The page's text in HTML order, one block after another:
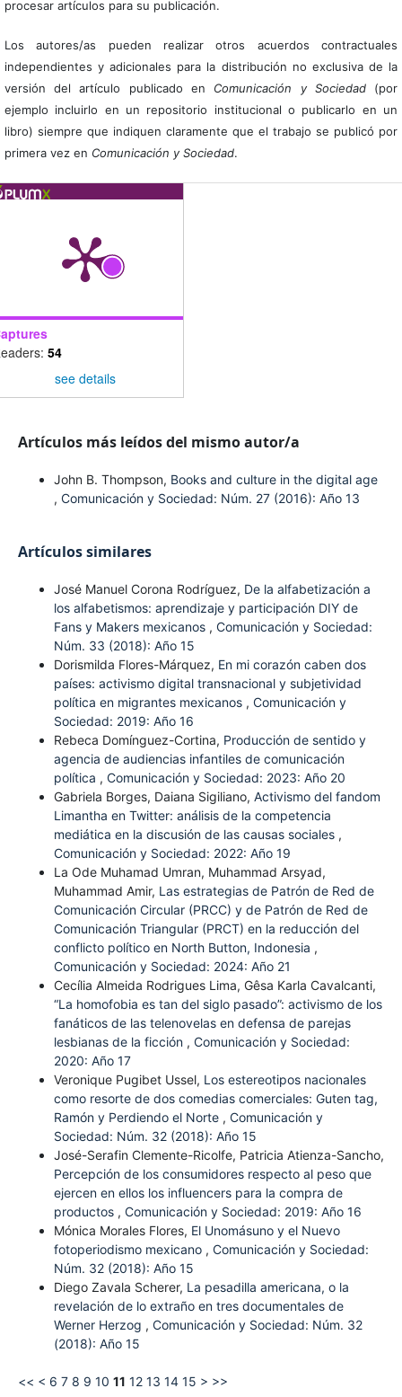
procesar artículos para su publicación.
Los autores/as pueden realizar otros acuerdos contractuales
independientes y adicionales para la distribución no exclusiva de la
versión del artículo publicado en Comunicación y Sociedad(por
ejemplo incluirlo en un repositorio institucional o publicarlo en un
libro) siempre que indiquen claramente que el trabajo se publicó por
primera vez en Comunicación y Sociedad.
54
see details
Artículos más leídos del mismo autor/a
John B. Thompson, Books and culture in the digital age
, Comunicación y Sociedad: Núm. 27 (2016): Año 13
Artículos similares
José Manuel Corona Rodríguez, De la alfabetización a
los alfabetismos: aprendizaje y participación DIY de
Fans y Makers mexicanos , Comunicación y Sociedad:
Núm. 33 (2018): Año 15
Dorismilda Flores-Márquez, En mi corazón caben dos
países: activismo digital transnacional y subjetividad
política en migrantes mexicanos , Comunicación y
Sociedad: 2019: Año 16
Rebeca Domínguez-Cortina, Producción de sentido y
agencia de audiencias infantiles de comunicación
política , Comunicación y Sociedad: 2023: Año 20
Gabriela Borges, Daiana Sigiliano, Activismo del fandom
Limantha en Twitter: análisis de la competencia
mediática en la discusión de las causas sociales ,
Comunicación y Sociedad: 2022: Año 19
La Ode Muhamad Umran, Muhammad Arsyad,
Muhammad Amir, Las estrategias de Patrón de Red de
Comunicación Circular (PRCC) y de Patrón de Red de
Comunicación Triangular (PRCT) en la reducción del
conflicto político en North Button, Indonesia ,
Comunicación y Sociedad: 2024: Año 21
Cecília Almeida Rodrigues Lima, Gêsa Karla Cavalcanti,
“La homofobia es tan del siglo pasado”: activismo de los
fanáticos de las telenovelas en defensa de parejas
lesbianas de la ficción , Comunicación y Sociedad:
2020: Año 17
Veronique Pugibet Ussel, Los estereotipos nacionales
como resorte de dos comedias comerciales: Guten tag,
Ramón y Perdiendo el Norte , Comunicación y
Sociedad: Núm. 32 (2018): Año 15
José-Serafin Clemente-Ricolfe, Patricia Atienza-Sancho,
Percepción de los consumidores respecto al peso que
ejercen en ellos los influencers para la compra de
productos , Comunicación y Sociedad: 2019: Año 16
Mónica Morales Flores, El Unomásuno y el Nuevo
fotoperiodismo mexicano , Comunicación y Sociedad:
Núm. 32 (2018): Año 15
Diego Zavala Scherer, La pesadilla americana, o la
revelación de lo extraño en tres documentales de
Werner Herzog , Comunicación y Sociedad: Núm. 32
(2018): Año 15
<< < 6 7 8 9 10 11 12 13 14 15 > >>